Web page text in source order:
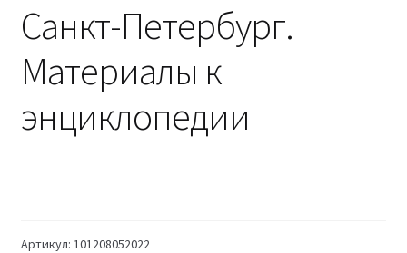
Санкт-Петербург.
Материалы к
энциклопедии
Артикул: 101208052022